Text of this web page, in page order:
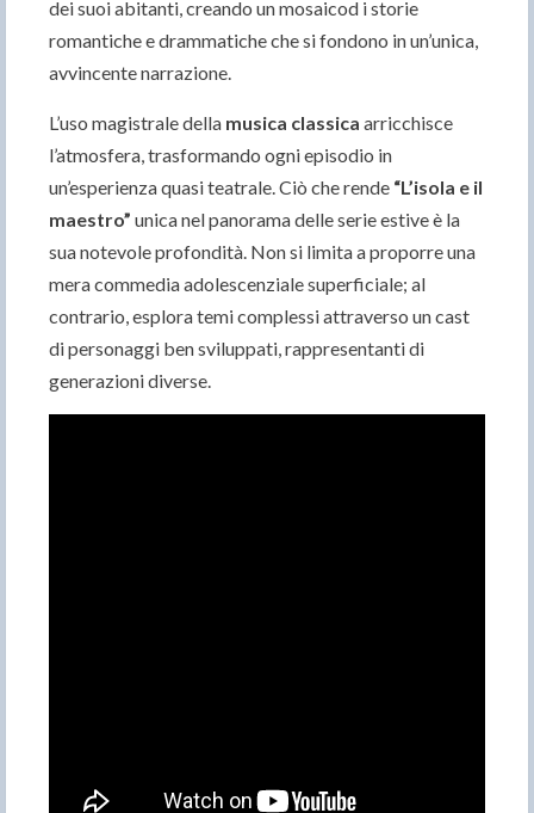
dei suoi abitanti, creando un mosaicod i storie
romantiche e drammatiche che si fondono in un’unica,
avvincente narrazione.
L’uso magistrale della musica classica arricchisce
l’atmosfera, trasformando ogni episodio in
un’esperienza quasi teatrale. Ciò che rende “L’isola e il
maestro” unica nel panorama delle serie estive è la
sua notevole profondità. Non si limita a proporre una
mera commedia adolescenziale superficiale; al
contrario, esplora temi complessi attraverso un cast
di personaggi ben sviluppati, rappresentanti di
generazioni diverse.